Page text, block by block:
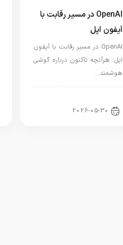
OpenAI در مسیر رقابت با
آیفون اپل
OpenAI در مسیر رقابت با آیفون
اپل؛ هرآنچه تاکنون درباره گوشی
هوشمند…
2026-05-30